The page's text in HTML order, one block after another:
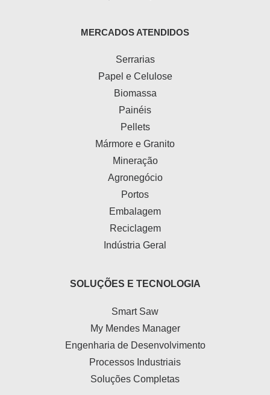
MERCADOS ATENDIDOS
Serrarias
Papel e Celulose
Biomassa
Painéis
Pellets
Mármore e Granito
Mineração
Agronegócio
Portos
Embalagem
Reciclagem
Indústria Geral
SOLUÇÕES E TECNOLOGIA
Smart Saw
My Mendes Manager
Engenharia de Desenvolvimento
Processos Industriais
Soluções Completas